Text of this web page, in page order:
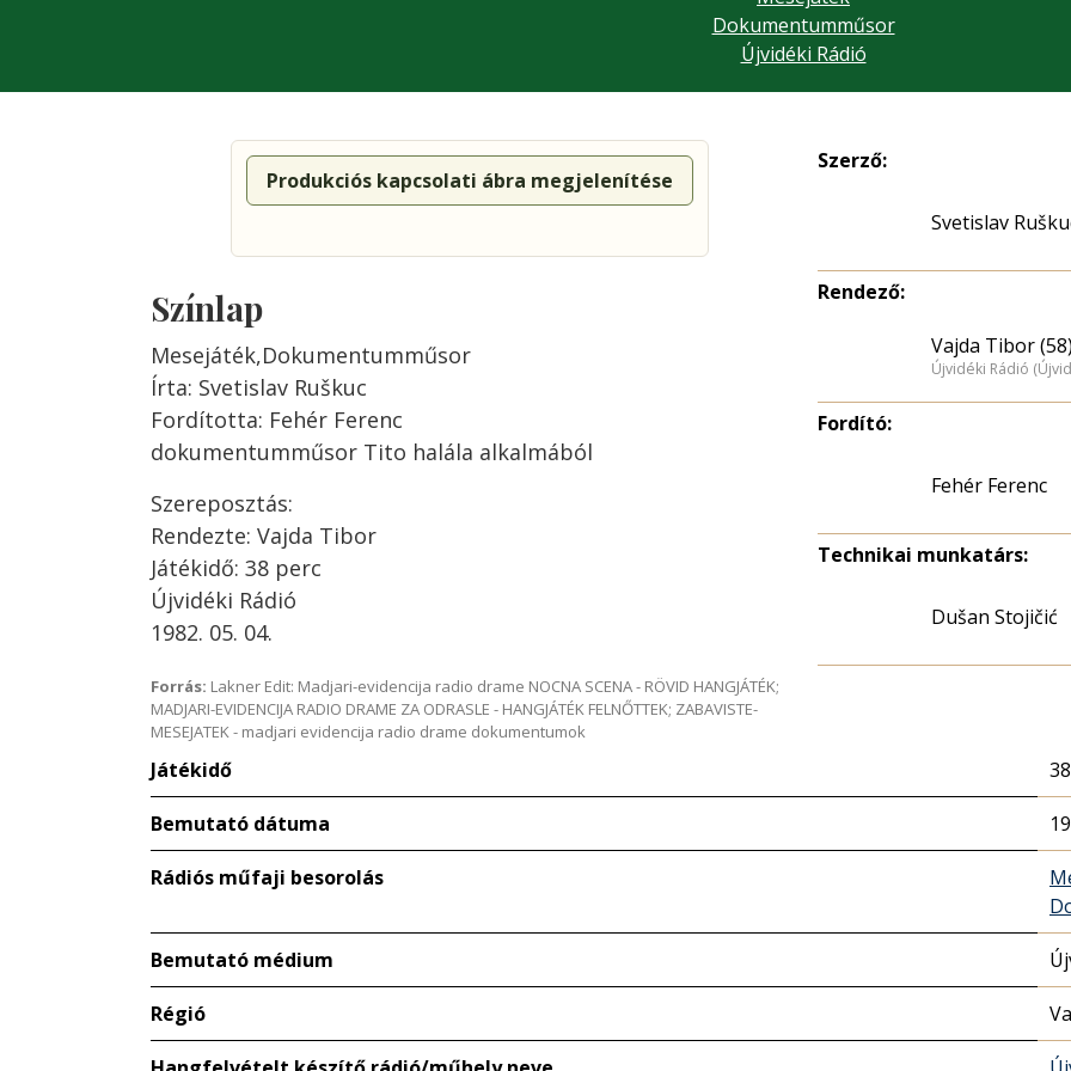
Dokumentumműsor
Újvidéki Rádió
Produkciós kapcsolati ábra megjelenítése
Színlap
Mesejáték,Dokumentumműsor
Írta: Svetislav Ruškuc
Fordította: Fehér Ferenc
dokumentumműsor Tito halála alkalmából
Szereposztás:
Rendezte: Vajda Tibor
Játékidő: 38 perc
Újvidéki Rádió
1982. 05. 04.
Forrás: Lakner Edit: Madjari-evidencija radio drame NOCNA SCENA - RÖVID HANGJÁTÉK;
MADJARI-EVIDENCIJA RADIO DRAME ZA ODRASLE - HANGJÁTÉK FELNŐTTEK; ZABAVISTE-
MESEJATEK - madjari evidencija radio drame dokumentumok
Szerző:
Svetislav
Rendező:
Vajda Tibor (58)
Újvidéki Rádió
Fordító:
Fehér Ferenc
Technikai munkatárs:
Dušan Stojičić
Játékidő
Bemutató dátuma
Rádiós műfaji besorolás
Bemutató médium
Régió